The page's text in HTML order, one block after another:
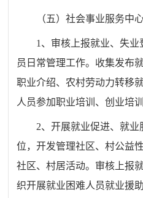
（五）社会事业服务中
1、审核上报就业、失
员日常管理工作。收集发布
职业介绍、农村劳动力转移
人员参加职业培训、创业培
2、开展就业促进、就
位，开发管理社区、村公益
社区、村居活动。审核上报
织开展就业困难人员就业援